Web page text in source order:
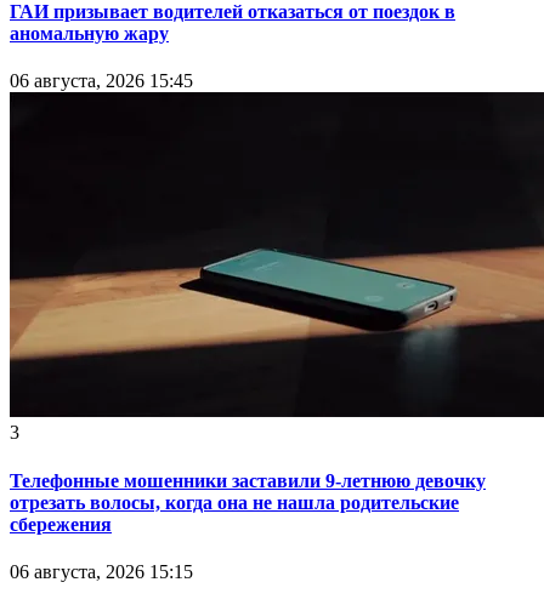
ГАИ призывает водителей отказаться от поездок в
аномальную жару
06 августа, 2026 15:45
3
Телефонные мошенники заставили 9-летнюю девочку
отрезать волосы, когда она не нашла родительские
сбережения
06 августа, 2026 15:15